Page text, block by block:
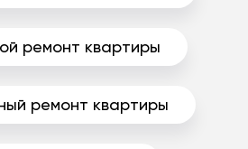
ремонт квартиры
ремонт квартиры